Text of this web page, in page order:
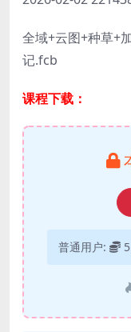
全域+云图+种草+
记.fcb
课程下载：
普通用户: